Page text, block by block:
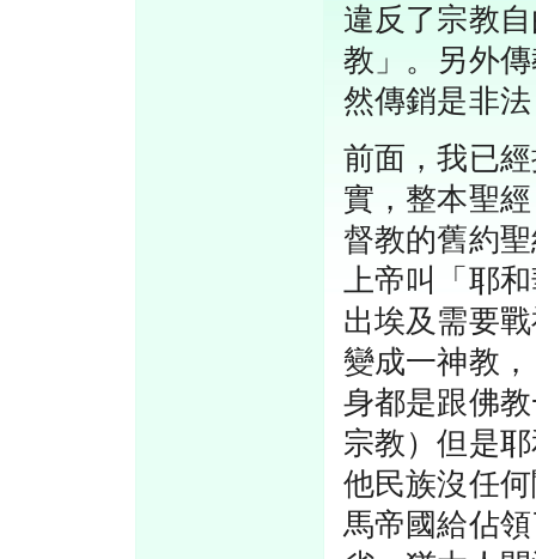
違反了宗教
教」。另外
然傳銷是非
前面，我已
實，整本聖
督教的舊約
上帝叫「耶
出埃及需要
變成一神教
身都是跟佛
宗教）但是
他民族沒任
馬帝國給佔